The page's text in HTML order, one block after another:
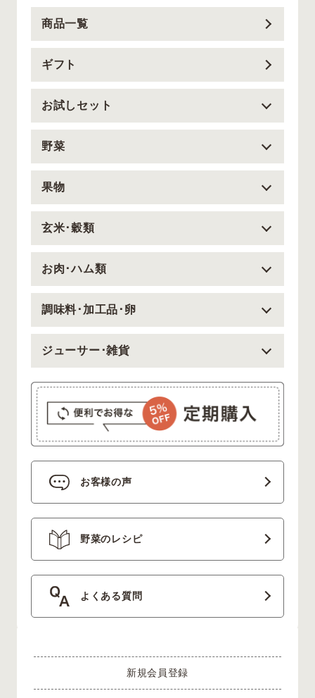
商品一覧
ギフト
お試しセット
野菜
果物
玄米･穀類
お肉･ハム類
調味料･加工品･卵
ジューサー･雑貨
お客様の声
野菜のレシピ
よくある質問
新規会員登録